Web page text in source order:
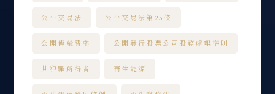
公平交易法 公平交易法第25條
公開傳輸費率 公開發行股票公司股務處理準則
其犯罪所得者 再生能源